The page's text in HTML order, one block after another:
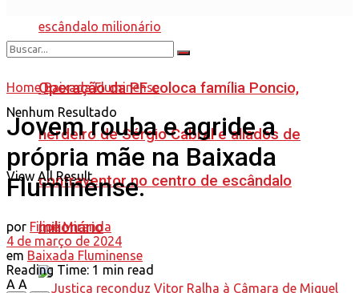
Operação da PF coloca família Poncio,
herdeiro de Sérgio Cabral e aliados de
contraventor no centro de escândalo
milionário
Nenhum Resultado
View All Result
Home Baixada Fluminense
Jovem rouba e agride a
própria mãe na Baixada
Fluminense.
por Filipe Miranda
4 de março de 2024
em Baixada Fluminense
Reading Time: 1 min read
A A